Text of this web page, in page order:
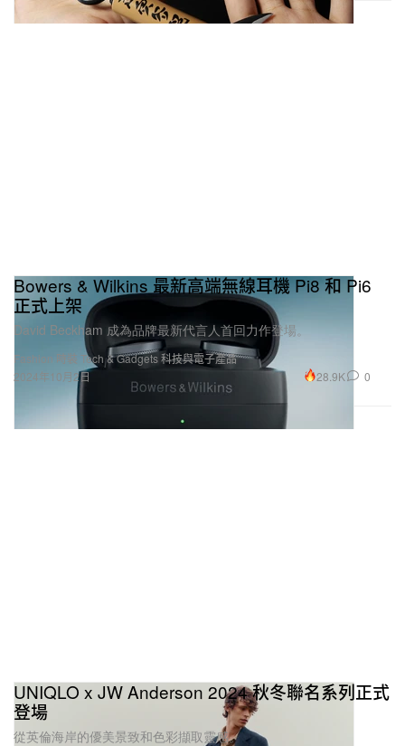
Fashion 時裝 Tech & Gadgets 科技與電子產品
Bowers & Wilkins 最新高端無線耳機 Pi8 和 Pi6
正式上架
David Beckham 成為品牌最新代言人首回力作登場。
2024年10月2日 28.9K 0
UNIQLO x JW Anderson 2024 秋冬聯名系列正式
登場
從英倫海岸的優美景致和色彩擷取靈感。